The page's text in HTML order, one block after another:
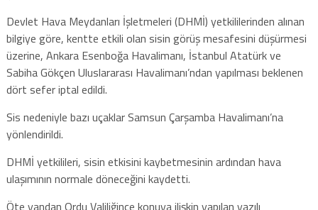
Devlet Hava Meydanları İşletmeleri (DHMİ) yetkililerinden alınan
bilgiye göre, kentte etkili olan sisin görüş mesafesini düşürmesi
üzerine, Ankara Esenboğa Havalimanı, İstanbul Atatürk ve
Sabiha Gökçen Uluslararası Havalimanı’ndan yapılması beklenen
dört sefer iptal edildi.
Sis nedeniyle bazı uçaklar Samsun Çarşamba Havalimanı’na
yönlendirildi.
DHMİ yetkilileri, sisin etkisini kaybetmesinin ardından hava
ulaşımının normale döneceğini kaydetti.
Öte yandan Ordu Valiliğince konuya ilişkin yapılan yazılı